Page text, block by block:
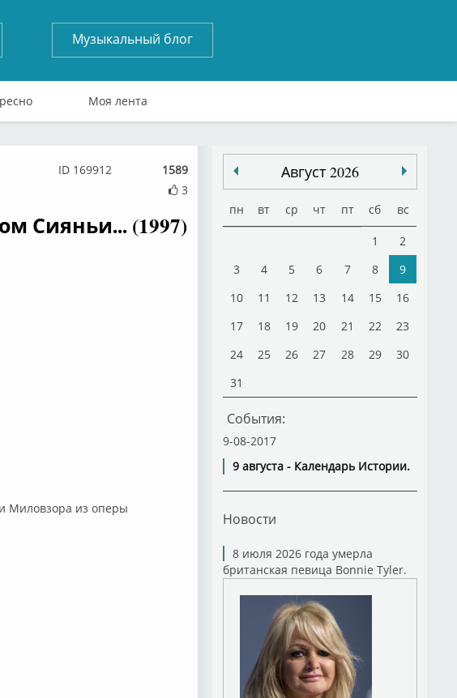
Музыкальный блог
Моя лента
1589
3
ID 169912
Сияньи... (1997)
Миловзора из оперы
Август 2026
пн вт ср чт пт сб вс
1
2
3
4 5 6 7 8
9
10
11 12 13 14 15
16
17
18 19 20 21 22
23
24
25 26 27 28 29
30
31
События:
9-08-2017
9 августа - Календарь Истории.
Новости
8 июля 2026 года умерла
британская певица Bonnie Tyler.